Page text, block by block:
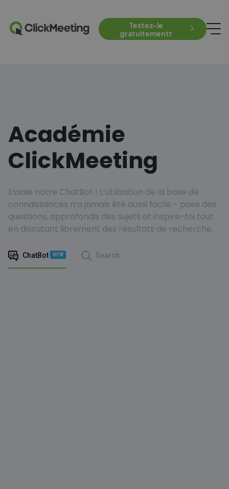
Testez-le
gratuitementt
Académie
ClickMeeting
Essaie notre ChatBot ! L’utilisation de la base de
connaissances n’a jamais été aussi facile - pose des
questions, approfondis des sujets et inspire-toi tout
en discutant librement des résultats de recherche.
ChatBot NEW Search